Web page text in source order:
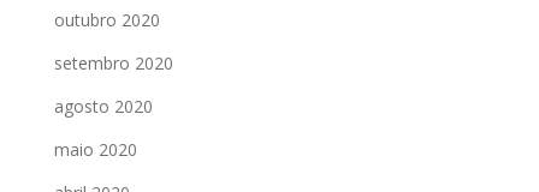
outubro 2020
setembro 2020
agosto 2020
maio 2020